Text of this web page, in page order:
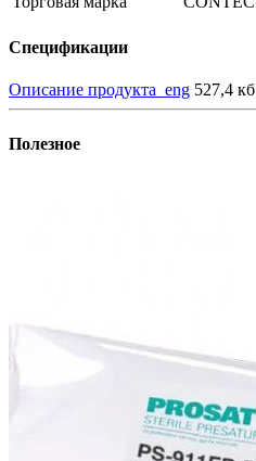
Спецификации
Описание продукта_eng 527,4 кб
Полезное